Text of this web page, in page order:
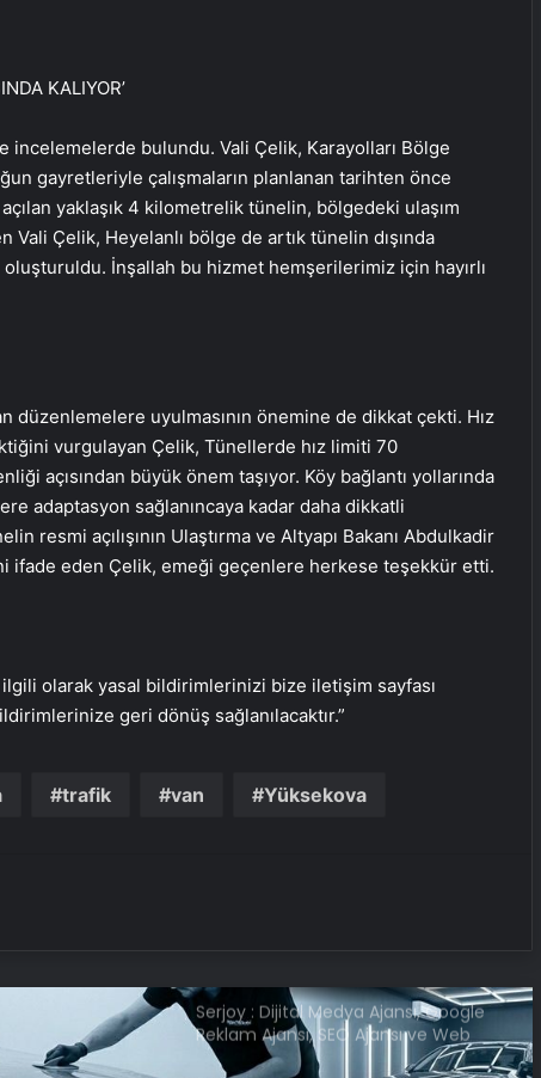
KALIYOR’
incelemelerde bulundu. Vali Çelik, Karayolları Bölge
gayretleriyle çalışmaların planlanan tarihten önce
yaklaşık 4 kilometrelik tünelin, bölgedeki ulaşım
Çelik, Heyelanlı bölge de artık tünelin dışında
oluşturuldu. İnşallah bu hizmet hemşerilerimiz için hayırlı
düzenlemelere uyulmasının önemine de dikkat çekti. Hız
vurgulayan Çelik, Tünellerde hız limiti 70
açısından büyük önem taşıyor. Köy bağlantı yollarında
adaptasyon sağlanıncaya kadar daha dikkatli
resmi açılışının Ulaştırma ve Altyapı Bakanı Abdulkadir
ifade eden Çelik, emeği geçenlere herkese teşekkür etti.
olarak yasal bildirimlerinizi bize iletişim sayfası
geri dönüş sağlanılacaktır.”
trafik van Yüksekova
Engelliler görüşülecekti, yeter sayısı
bulunamadı
Hatay’da orman yangını çıktı
Boşanma aşamasındaydı… Damat
Serjoy : Dijital Medya Ajansı, Google
Reklam Ajansı, SEO Ajansı ve Web
Tasarım Ajansı